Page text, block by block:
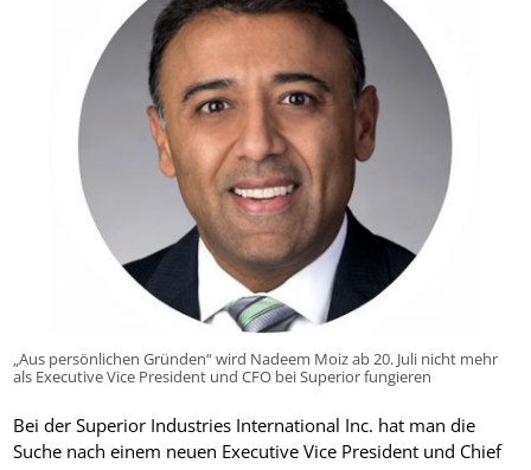
„Aus persönlichen Gründen“ wird Nadeem Moiz ab 20. Juli nicht mehr
als Executive Vice President und CFO bei Superior fungieren
Bei der Superior Industries International Inc. hat man die
Suche nach einem neuen Executive Vice President und Chief